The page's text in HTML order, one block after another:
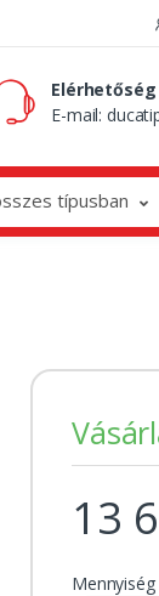
Elérhetőség
E-mail:
típusban
13
Mennyiség